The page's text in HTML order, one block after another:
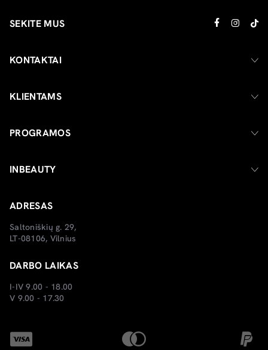
SEKITE MUS
KONTAKTAI
KLIENTAMS
PROGRAMOS
INBEAUTY
ADRESAS
Saltoniškių g. 29,
LT-08106, Vilnius
DARBO LAIKAS
I-IV 9.00 - 18.00
V 9.00 - 17.30